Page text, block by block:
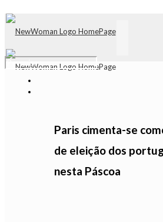
Paris cimenta-se
de eleição dos
nesta Páscoa